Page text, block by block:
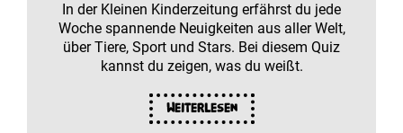
In der Kleinen Kinderzeitung erfährst du jede
Woche spannende Neuigkeiten aus aller Welt,
über Tiere, Sport und Stars. Bei diesem Quiz
kannst du zeigen, was du weißt.
Weiterlesen